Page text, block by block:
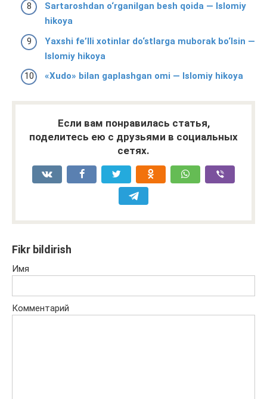
Sartaroshdan o‘rganilgan besh qoida — Islomiy
hikoya
Yaxshi fe’lli xotinlar do‘stlarga muborak bo‘lsin —
Islomiy hikoya
«Xudo» bilan gaplashgan omi — Islomiy hikoya
Если вам понравилась статья,
поделитесь ею с друзьями в социальных
сетях.
Fikr bildirish
Имя
Комментарий